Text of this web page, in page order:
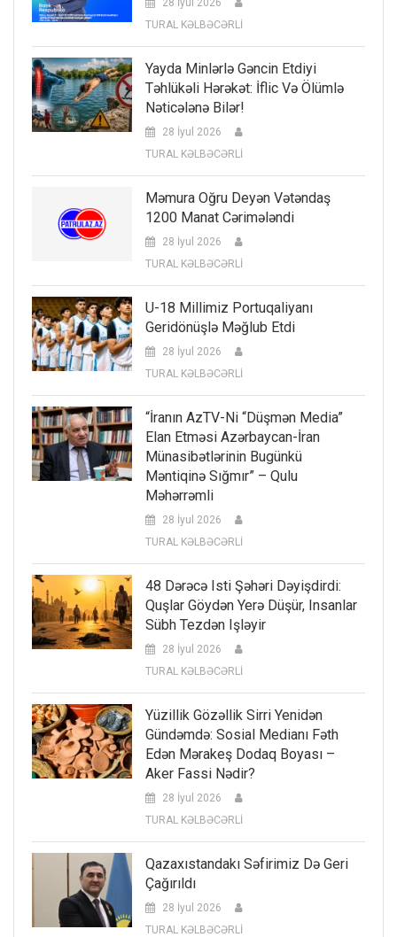
TURAL KƏLBƏCƏRLİ
Yayda Minlərlə Gəncin Etdiyi
Təhlükəli Hərəkət: İflic Və Ölümlə
Nəticələnə Bilər!
28 İyul 2026
TURAL KƏLBƏCƏRLİ
Məmura Oğru Deyən Vətəndaş
1200 Manat Cərimələndi
28 İyul 2026
TURAL KƏLBƏCƏRLİ
U-18 Millimiz Portuqaliyanı
Geridönüşlə Məğlub Etdi
28 İyul 2026
TURAL KƏLBƏCƏRLİ
“İranın AzTV-Ni “düşmən Media”
Elan Etməsi Azərbaycan-İran
Münasibətlərinin Bugünkü
Məntiqinə Sığmır” – Qulu
Məhərrəmli
28 İyul 2026
TURAL KƏLBƏCƏRLİ
48 Dərəcə Isti Şəhəri Dəyişdirdi:
Quşlar Göydən Yerə Düşür, Insanlar
Sübh Tezdən Işləyir
28 İyul 2026
TURAL KƏLBƏCƏRLİ
Yüzillik Gözəllik Sirri Yenidən
Gündəmdə: Sosial Medianı Fəth
Edən Mərakeş Dodaq Boyası –
Aker Fassi Nədir?
28 İyul 2026
TURAL KƏLBƏCƏRLİ
Qazaxıstandakı Səfirimiz Də Geri
Çağırıldı
28 İyul 2026
TURAL KƏLBƏCƏRLİ